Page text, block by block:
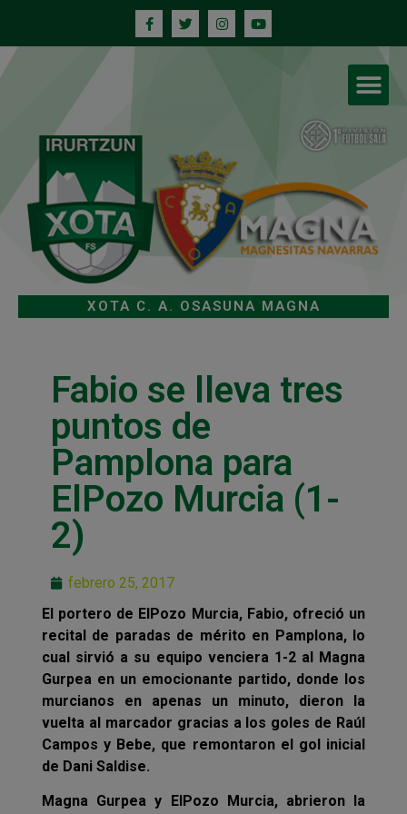
XOTA C. A. OSASUNA MAGNA
Fabio se lleva tres
puntos de
Pamplona para
ElPozo Murcia (1-
2)
febrero 25, 2017
El portero de ElPozo Murcia, Fabio, ofreció un
recital de paradas de mérito en Pamplona, lo
cual sirvió a su equipo venciera 1-2 al Magna
Gurpea en un emocionante partido, donde los
murcianos en apenas un minuto, dieron la
vuelta al marcador gracias a los goles de Raúl
Campos y Bebe, que remontaron el gol inicial
de Dani Saldise.
Magna Gurpea y ElPozo Murcia, abrieron la